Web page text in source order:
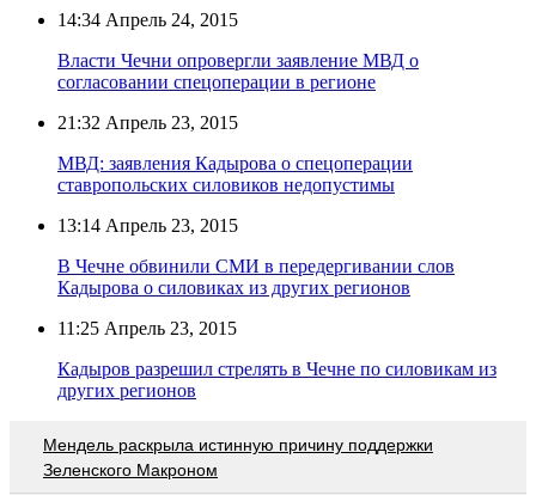
14:34 Апрель 24, 2015
Власти Чечни опровергли заявление МВД о
согласовании спецоперации в регионе
21:32 Апрель 23, 2015
МВД: заявления Кадырова о спецоперации
cтавропольских силовиков недопустимы
13:14 Апрель 23, 2015
В Чечне обвинили СМИ в передергивании слов
Кадырова о силовиках из других регионов
11:25 Апрель 23, 2015
Кадыров разрешил стрелять в Чечне по силовикам из
других регионов
Мендель раскрыла истинную причину поддержки
Зеленского Макроном